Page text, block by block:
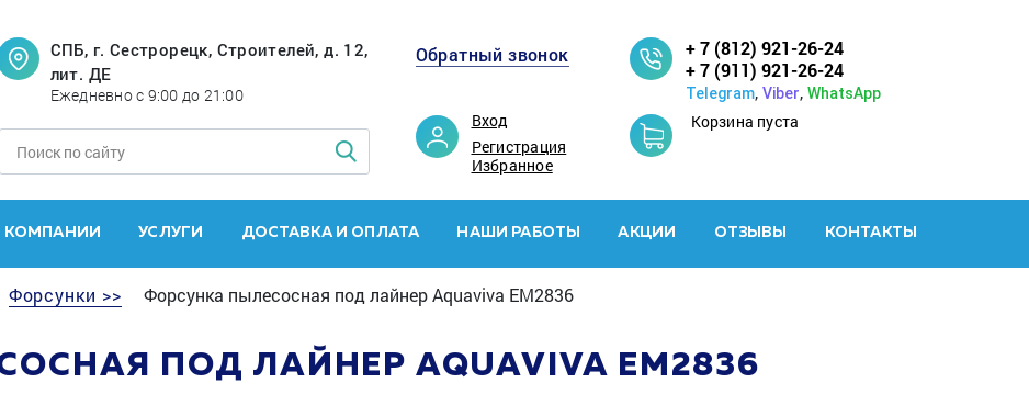
СПБ, г. Сестрорецк, Строителей, д. 12,
лит. ДЕ
Ежедневно с 9:00 до 21:00
Обратный звонок
Вход
Регистрация
Избранное
+ 7 (812) 921-26-24
+ 7 (911) 921-26-24
Telegram, Viber, WhatsApp
Корзина пуста
КОМПАНИИ УСЛУГИ ДОСТАВКА И ОПЛАТА НАШИ РАБОТЫ АКЦИИ ОТЗЫВЫ КОНТАКТЫ
Форсунки >> Форсунка пылесосная под лайнер Aquaviva EM2836
ПОД ЛАЙНЕР AQUAVIVA EM2836